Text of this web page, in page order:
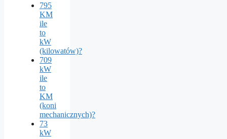
795
KM
ile
to
kW
(kilowatów)?
709
kW
ile
to
KM
(koni
mechanicznych)?
73
kW